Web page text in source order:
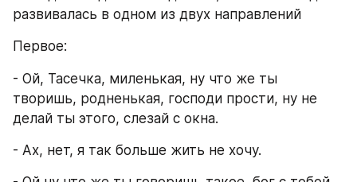
развивалась в одном из двух направлений
Первое:
- Ой, Тасечка, миленькая, ну что же ты
творишь, родненькая, господи прости, ну не
делай ты этого, слезай с окна.
- Ах, нет, я так больше жить не хочу.